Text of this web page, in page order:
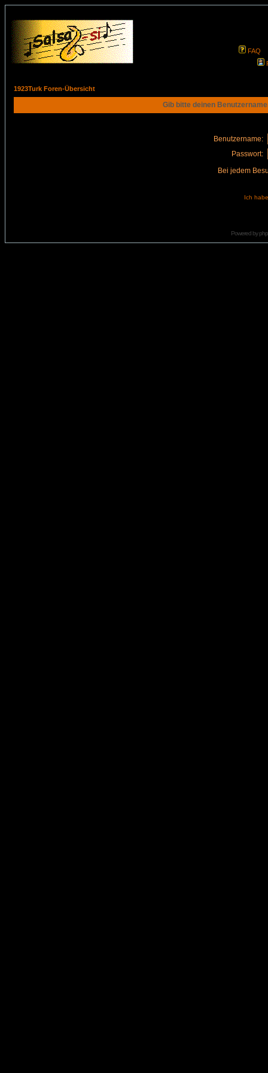
FAQ
1923Turk Foren-Übersicht
Gib bitte deinen
Benutzername:
Passwort:
Bei jedem
Ich
Powered by